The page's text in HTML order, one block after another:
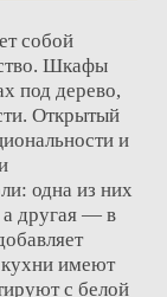
собой
Шкафы
под дерево,
Открытый
и
одна из них
а другая — в
имеют
с белой